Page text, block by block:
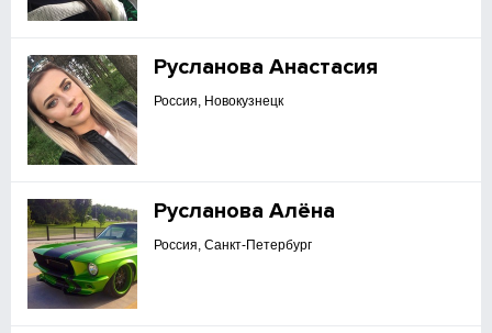
Русланова Анастасия
Россия, Новокузнецк
Русланова Алёна
Россия, Санкт-Петербург